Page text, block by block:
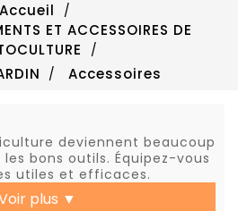
Accueil
ET ACCESSOIRES DE
Accessoires
deviennent beaucoup
bons outils. Équipez-vous
utiles et efficaces.
plus ▼